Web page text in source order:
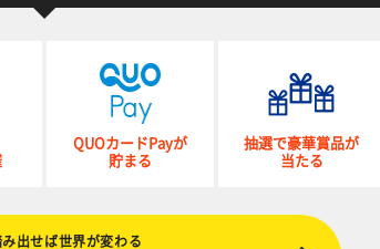
QUOカードPayが
貯まる
抽選で豪華賞品が
当たる
出せば世界が変わる